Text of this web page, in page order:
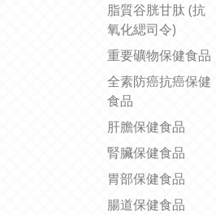
脂質谷胱甘肽 (抗
氧化緦司令)
重要礦物保健食品
全素防癌抗癌保健
食品
肝膽保健食品
腎臟保健食品
胃部保健食品
腸道保健食品